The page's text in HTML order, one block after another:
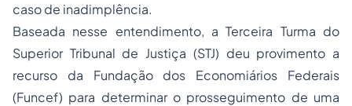
caso de inadimplência.
Baseada nesse entendimento, a Terceira Turma do
Superior Tribunal de Justiça (STJ) deu provimento a
recurso da Fundação dos Economiários Federais
(Funcef) para determinar o prosseguimento de uma